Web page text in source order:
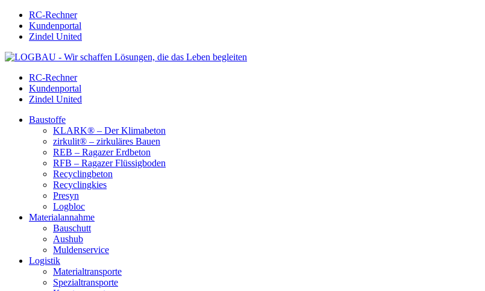
RC-Rechner
Kundenportal
Zindel United
RC-Rechner
Kundenportal
Zindel United
Baustoffe
KLARK® – Der Klimabeton
zirkulit® – zirkuläres Bauen
REB – Ragazer Erdbeton
RFB – Ragazer Flüssigboden
Recyclingbeton
Recyclingkies
Presyn
Logbloc
Materialannahme
Bauschutt
Aushub
Muldenservice
Logistik
Materialtransporte
Spezialtransporte